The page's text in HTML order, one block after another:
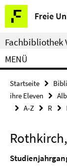
Springe
direkt
zu
Inhalt
Freie
Service-
Navigation
Fachbibliothek
MENÜ
Startseite
ihre Eleven
A-Z
R